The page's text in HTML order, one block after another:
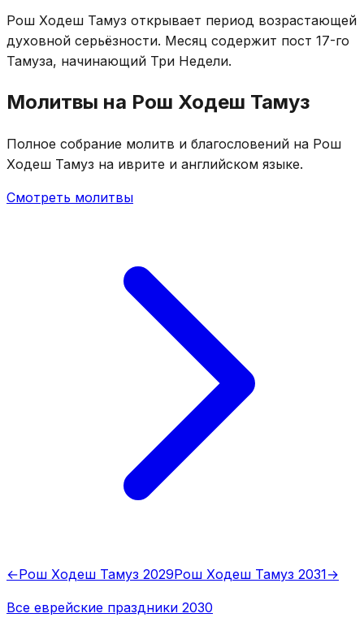
Рош Ходеш Тамуз открывает период возрастающей
духовной серьёзности. Месяц содержит пост 17-го
Тамуза, начинающий Три Недели.
Молитвы на Рош Ходеш Тамуз
Полное собрание молитв и благословений на Рош
Ходеш Тамуз на иврите и английском языке.
Смотреть молитвы
←Рош Ходеш Тамуз 2029Рош Ходеш Тамуз 2031→
Все еврейские праздники 2030